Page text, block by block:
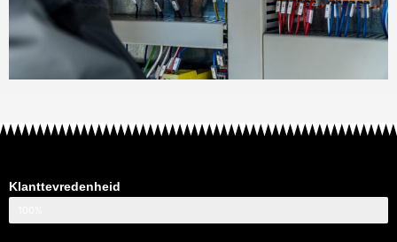
Klanttevredenheid